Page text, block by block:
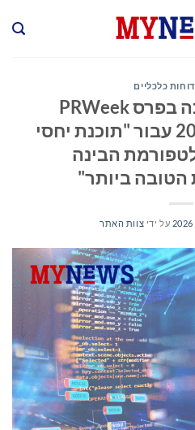
כלכליים
Meltwater זוכה בפרס PRWeek
העולמי לשנת 2026 עבור "תוכנת יחסי
הבינה
ביותר"
על ידי צוות האתר